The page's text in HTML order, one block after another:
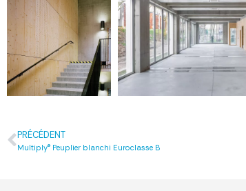
PRÉCÉDENT
Multiply® Peuplier blanchi Euroclasse B